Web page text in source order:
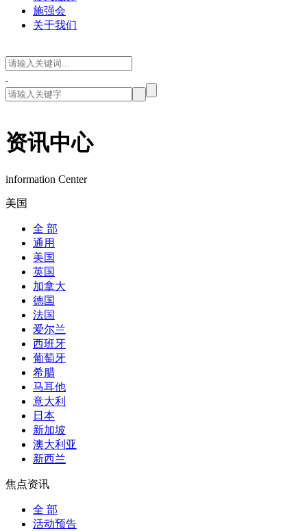
施强会
关于我们
资讯中心
information Center
美国
全 部
通用
美国
英国
加拿大
德国
法国
爱尔兰
西班牙
葡萄牙
希腊
马耳他
意大利
日本
新加坡
澳大利亚
新西兰
焦点资讯
全 部
活动预告